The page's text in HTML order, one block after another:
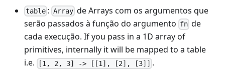
table : Arrayde Arrays com os argumentos que
serão passados à função do argumento fn de
cada execução. If you pass in a 1D array of
primitives, internally it will be mapped to a table
i.e.
[1, 2, 3] -> [[1], [2], [3]] .